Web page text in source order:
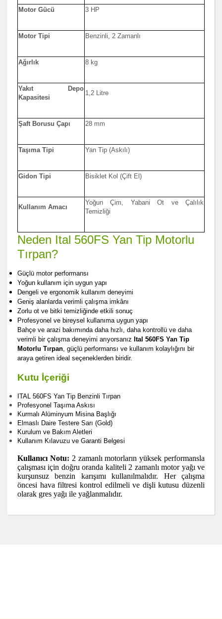
Motor Gücü 3 HP
Motor Tipi Benzinli, 2 Zamanlı
Ağırlık 8 kg
Yakıt Depo
Kapasitesi
1,2 Litre
Şaft Borusu Çapı 28 mm
Taşıma Tipi Yan Tip (Askılı)
Gidon Tipi Bisiklet Kol (Çift El)
Kullanım Amacı
Yoğun Çim, Yabani Ot ve Çalılık
Temizliği
Neden Ital 560FS Yan Tip Motorlu
Tırpan?
Güçlü motor performansı
Yoğun kullanım için uygun yapı
Dengeli ve ergonomik kullanım deneyimi
Geniş alanlarda verimli çalışma imkânı
Zorlu ot ve bitki temizliğinde etkili sonuç
Profesyonel ve bireysel kullanıma uygun yapı
Bahçe ve arazi bakımında daha hızlı, daha kontrollü ve daha
verimli bir çalışma deneyimi arıyorsanız Ital 560FS Yan Tip
Motorlu Tırpan, güçlü performansı ve kullanım kolaylığını bir
araya getiren ideal seçeneklerden biridir.
Kutu İçeriği
ITAL 560FS Yan Tip Benzinli Tırpan
Profesyonel Taşıma Askısı
Kurmalı Alüminyum Misina Başlığı
Elmaslı Daire Testere Sarı (Gold)
Kurulum ve Bakım Aletleri
Kullanım Kılavuzu ve Garanti Belgesi
Kullanıcı Notu: 2 zamanlı motorların yüksek performansla
çalışması için doğru oranda kaliteli 2 zamanlı motor yağı ve
kurşunsuz benzin karışımı kullanılmalıdır. Her çalışma
öncesi hava filtresi kontrol edilmeli ve dişli kutusu düzenli
olarak gres yağı ile yağlanmalıdır.